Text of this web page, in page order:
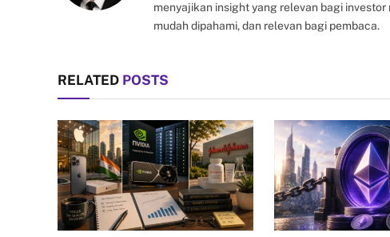
menyajikan insight yang relevan bagi
mudah dipahami, dan relevan bagi pembaca.
RELATED POSTS